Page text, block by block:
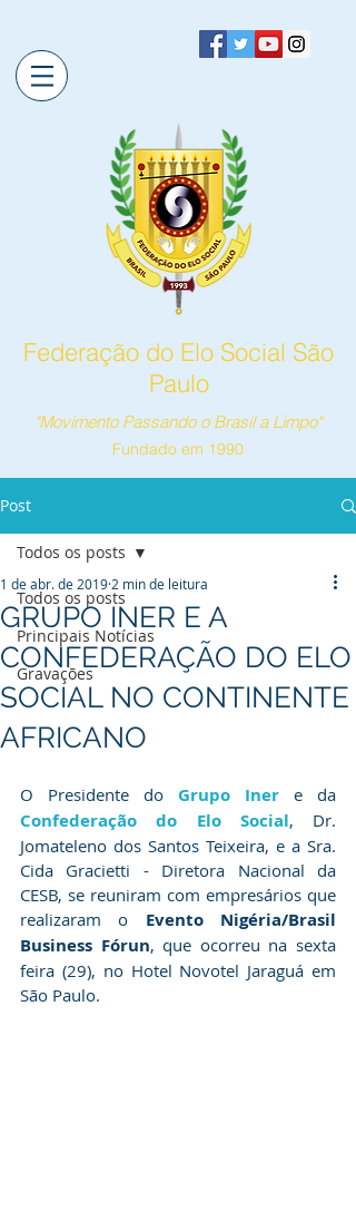
Federação do Elo Social São
Paulo
"Movimento Passando o Brasil a Limpo"
Fundado em 1990
Post
Todos os posts
Principais Notícias
Gravações
Todos os posts
GRUPO INER E A
CONFEDERAÇÃO DO ELO
SOCIAL NO CONTINENTE
AFRICANO
1 de abr. de 2019 2 min de leitura
O Presidente do Grupo Iner
Confederação do Elo Social, Dr.
Jomateleno dos Santos Teixeira, e a Sra.
Cida Gracietti - Diretora Nacional da
CESB, se reuniram com empresários que
realizaram o Evento Nigéria/Brasil
Business Fórun, que ocorreu na sexta
feira (29), no Hotel Novotel Jaraguá em
São Paulo.